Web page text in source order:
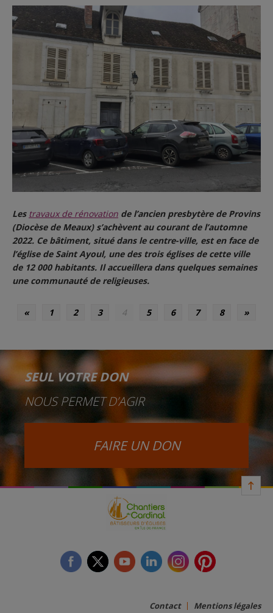
Les travaux de rénovation de l’ancien presbytère de Provins
(Diocèse de Meaux) s’achèvent au courant de l’automne
2022. Ce bâtiment, situé dans le centre-ville, est en face de
l’église de Saint Ayoul, une des trois églises de cette ville
de 12 000 habitants. Il accueillera dans quelques semaines
une communauté de religieuses.
« 1 2 3 4 5 6 7 8 »
SEUL VOTRE DON
NOUS PERMET D’AGIR
FAIRE UN DON
facebooktwitter youtube linkedin instagram
Contact Mentions légales